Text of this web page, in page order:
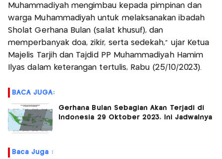
Muhammadiyah mengimbau kepada pimpinan dan
warga Muhammadiyah untuk melaksanakan ibadah
Sholat Gerhana Bulan (salat khusuf), dan
memperbanyak doa, zikir, serta sedekah," ujar Ketua
Majelis Tarjih dan Tajdid PP Muhammadiyah Hamim
Ilyas dalam keterangan tertulis, Rabu (25/10/2023).
BACA JUGA:
Gerhana Bulan Sebagian Akan Terjadi di
Indonesia 29 Oktober 2023, Ini Jadwalnya
Baca Juga :